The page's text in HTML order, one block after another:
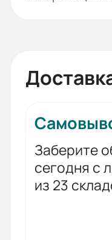
Заберите
сегодня с
из 23